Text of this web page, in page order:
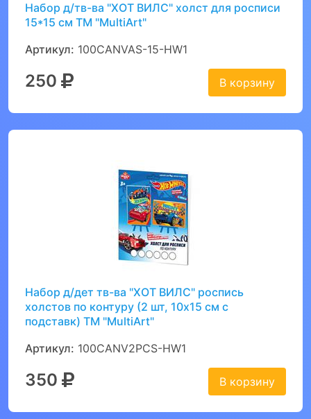
Набор д/тв-ва "ХОТ ВИЛС" холст для росписи
15*15 см ТМ "MultiArt"
Артикул: 100CANVAS-15-HW1
250 В корзину
Набор д/дет тв-ва "ХОТ ВИЛС" роспись
холстов по контуру (2 шт, 10х15 см с
подставк) ТМ "MultiArt"
Артикул: 100CANV2PCS-HW1
350 В корзину